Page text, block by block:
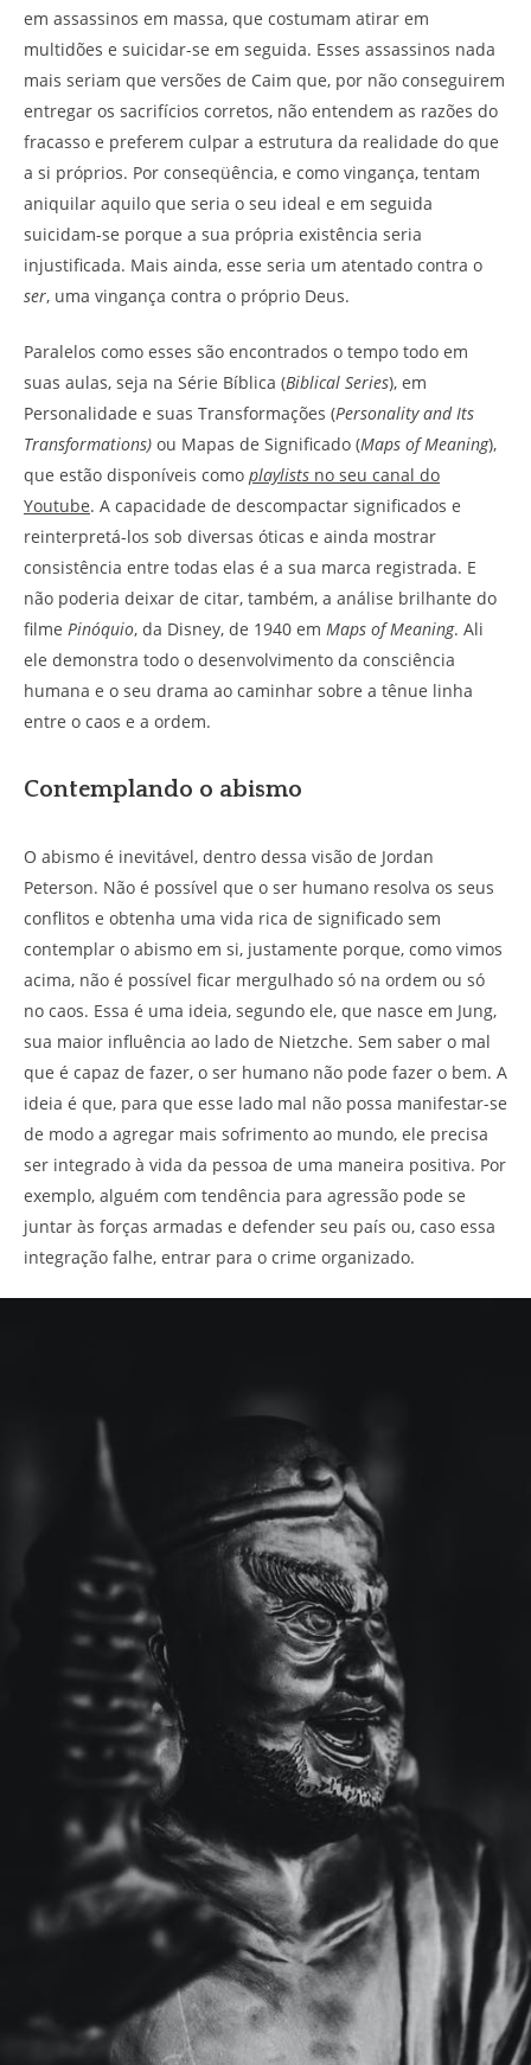
em assassinos em massa, que costumam atirar em
multidões e suicidar-se em seguida. Esses assassinos nada
mais seriam que versões de Caim que, por não conseguirem
entregar os sacrifícios corretos, não entendem as razões do
fracasso e preferem culpar a estrutura da realidade do que
a si próprios. Por conseqüência, e como vingança, tentam
aniquilar aquilo que seria o seu ideal e em seguida
suicidam-se porque a sua própria existência seria
injustificada. Mais ainda, esse seria um atentado contra o
ser, uma vingança contra o próprio Deus.
Paralelos como esses são encontrados o tempo todo em
suas aulas, seja na Série Bíblica (Biblical Series), em
Personalidade e suas Transformações (Personality and Its
Transformations) ou Mapas de Significado (Maps of Meaning),
que estão disponíveis como playlists no seu canal do
Youtube. A capacidade de descompactar significados e
reinterpretá-los sob diversas óticas e ainda mostrar
consistência entre todas elas é a sua marca registrada. E
não poderia deixar de citar, também, a análise brilhante do
filme Pinóquio, da Disney, de 1940 em Maps of Meaning. Ali
ele demonstra todo o desenvolvimento da consciência
humana e o seu drama ao caminhar sobre a tênue linha
entre o caos e a ordem.
Contemplando o abismo
O abismo é inevitável, dentro dessa visão de Jordan
Peterson. Não é possível que o ser humano resolva os seus
conflitos e obtenha uma vida rica de significado sem
contemplar o abismo em si, justamente porque, como vimos
acima, não é possível ficar mergulhado só na ordem ou só
no caos. Essa é uma ideia, segundo ele, que nasce em Jung,
sua maior influência ao lado de Nietzche. Sem saber o mal
que é capaz de fazer, o ser humano não pode fazer o bem. A
ideia é que, para que esse lado mal não possa manifestar-se
de modo a agregar mais sofrimento ao mundo, ele precisa
ser integrado à vida da pessoa de uma maneira positiva. Por
exemplo, alguém com tendência para agressão pode se
juntar às forças armadas e defender seu país ou, caso essa
integração falhe, entrar para o crime organizado.